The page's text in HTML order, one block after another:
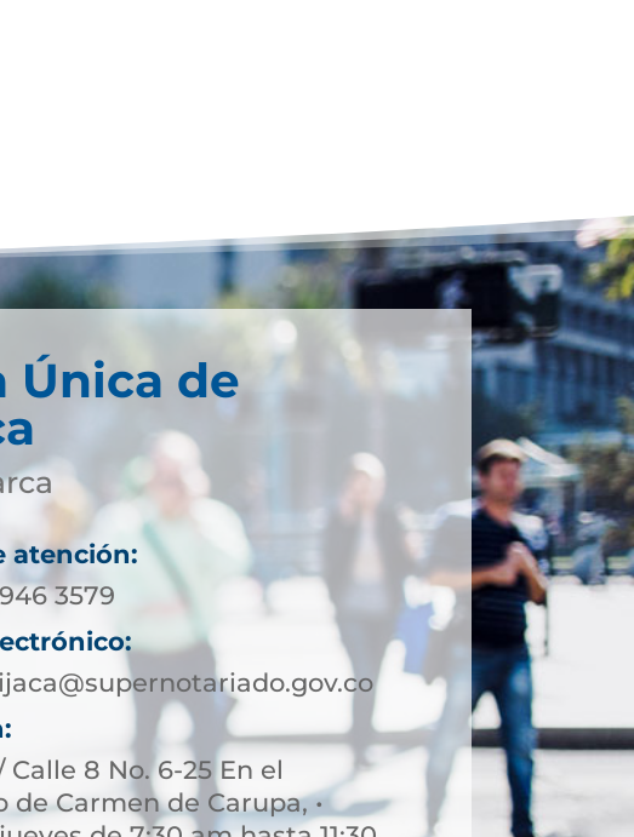
Única de
atención:
3579
Calle 8 No. 6-25 En el
de Carmen de Carupa, •